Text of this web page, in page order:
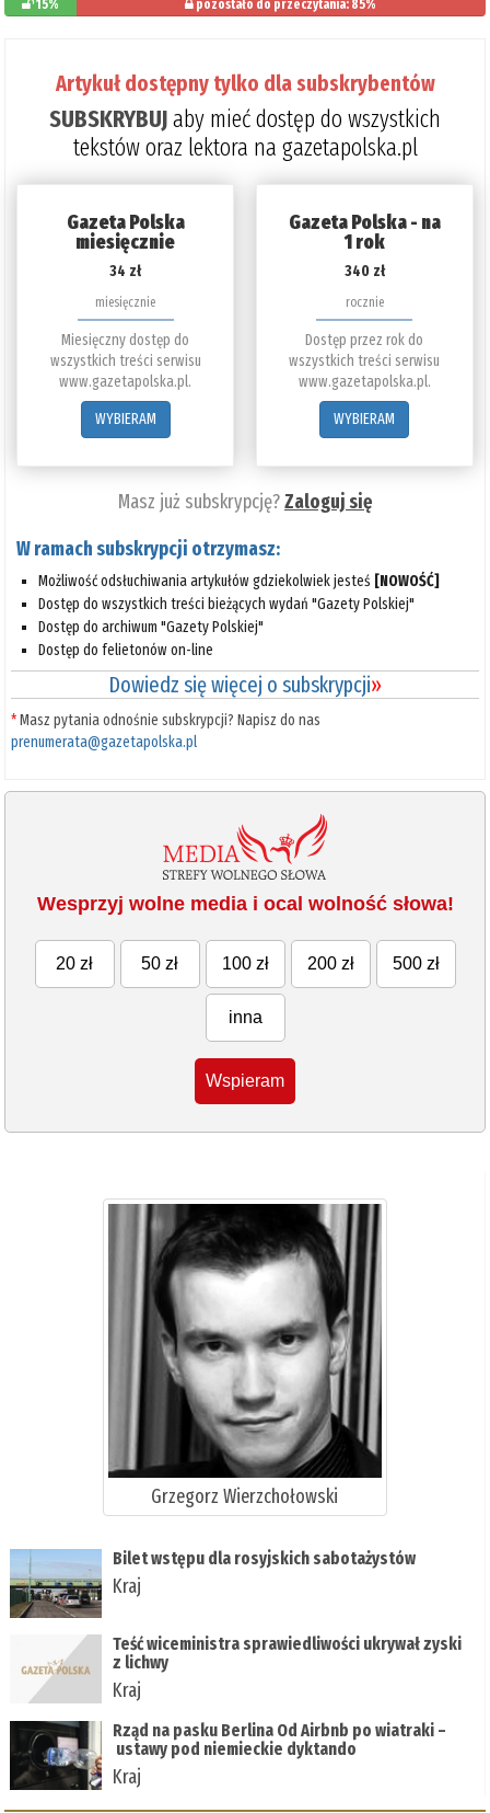
15% pozostało do przeczytania: 85%
Artykuł dostępny tylko dla subskrybentów
SUBSKRYBUJaby mieć dostęp do wszystkich
tekstów oraz lektora na gazetapolska.pl
Gazeta Polska
miesięcznie
34 zł
miesięcznie
Miesięczny dostęp do
wszystkich treści serwisu
www.gazetapolska.pl.
WYBIERAM
Gazeta Polska - na
1 rok
340 zł
rocznie
Dostęp przez rok do
wszystkich treści serwisu
www.gazetapolska.pl.
WYBIERAM
Masz już subskrypcję?Zaloguj się
W ramach subskrypcji otrzymasz:
Możliwość odsłuchiwania artykułów gdziekolwiek jesteś [NOWOŚĆ]
Dostęp do wszystkich treści bieżących wydań "Gazety Polskiej"
Dostęp do archiwum "Gazety Polskiej"
Dostęp do felietonów on-line
Dowiedz się więcej o subskrypcji»
*Masz pytania odnośnie subskrypcji? Napisz do nas
prenumerata@gazetapolska.pl
Wesprzyj wolne media i ocal wolność słowa!
20 zł 50 zł 100 zł 200 zł 500 zł
inna
Wspieram
Grzegorz Wierzchołowski
Bilet wstępu dla rosyjskich sabotażystów
Kraj
Teść wiceministra sprawiedliwości ukrywał zyski
z lichwy
Kraj
Rząd na pasku Berlina Od Airbnb po wiatraki –
ustawy pod niemieckie dyktando
Kraj